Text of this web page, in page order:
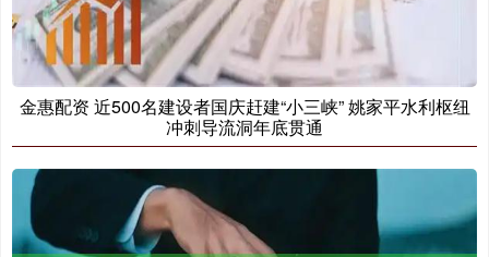
金惠配资 近500名建设者国庆赶建“小三峡” 姚家平水利枢纽
冲刺导流洞年底贯通